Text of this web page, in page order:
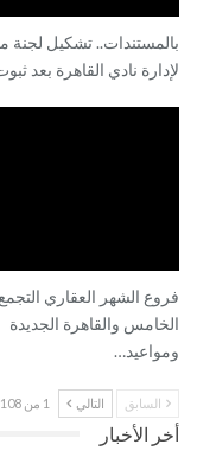
بالمستندات.. تشكيل لجنة
لإدارة نادي القاهرة بعد
فروع الشهر العقاري التجمع
الخامس والقاهرة الجديدة
ومواعيد…
السابق التالي 1 من 108
أخر الأخبار